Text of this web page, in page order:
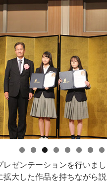
ゼンテーションを行いまし
大した作品を持ちながら説